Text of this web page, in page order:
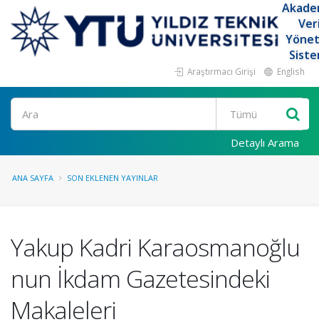
Araştırmacı Girişi English
Ara
Detaylı Arama
ANA SAYFA SON EKLENEN YAYINLAR
Yakup Kadri Karaosmanoğlu
nun İkdam Gazetesindeki
Makaleleri